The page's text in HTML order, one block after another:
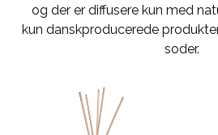
og der er diffusere kun med
kun danskproducerede
soder.